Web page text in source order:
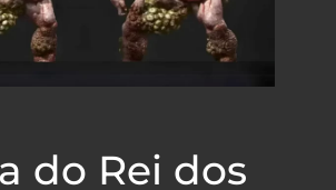
do Rei dos